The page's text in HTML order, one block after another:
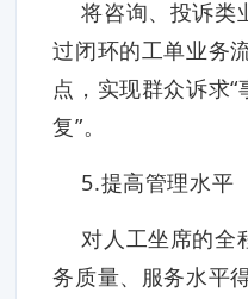
将咨询、投诉类
过闭环的工单业务
点，实现群众诉求
复”。
5.提高管理水平
对人工坐席的全
务质量、服务水平